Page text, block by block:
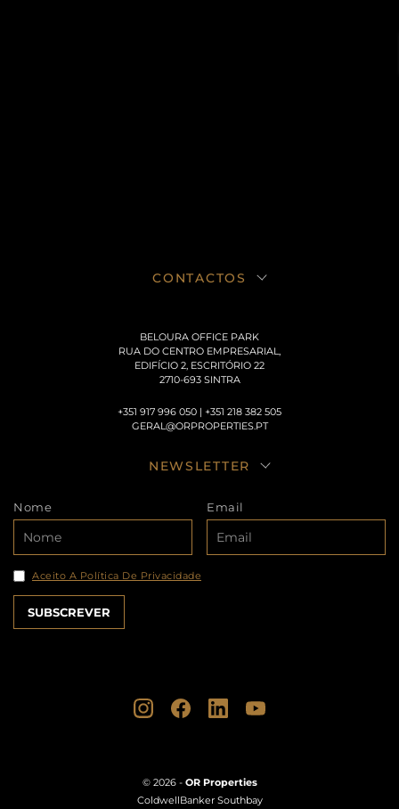
CONTACTOS
BELOURA OFFICE PARK
RUA DO CENTRO EMPRESARIAL,
EDIFÍCIO 2, ESCRITÓRIO 22
2710-693 SINTRA
+351 917 996 050 | +351 218 382 505
GERAL@ORPROPERTIES.PT
NEWSLETTER
Nome Email
Aceito A Política De Privacidade
© 2026 - OR Properties
ColdwellBanker Southbay